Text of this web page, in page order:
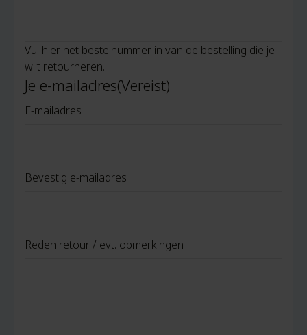
Vul hier het bestelnummer in van de bestelling die je
wilt retourneren.
Je e-mailadres(Vereist)
E-mailadres
Bevestig e-mailadres
Reden retour / evt. opmerkingen